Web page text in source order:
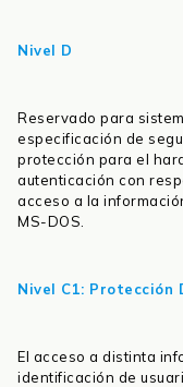
Nivel D
Reservado para
especificación de
protección para el
autenticación con
acceso a la
MS-DOS.
Nivel C1: Protección
El acceso a distinta
identificación de